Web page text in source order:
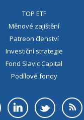
TOP ETF
Měnové zajištění
Patreon členství
Investiční strategie
Fond Slavic Capital
Podílové fondy